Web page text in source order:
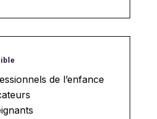
de l’enfance